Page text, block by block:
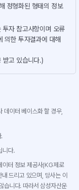
정형화된 형태의 정보
자 참고사항이며 오류
의한 투자결과에 대해
받고 있습니다.)
데이터 베이스화 할 경우,
니다.
이터 정보 제공사(KG제로
드리고 있으며, 당사는 이
습니다. 따라서 삼성자산운